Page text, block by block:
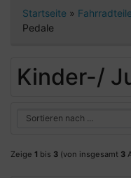
Startseite » Fahrradteile
Pedale
Kinder-/
Zeige 1 bis 3 (von insgesamt 3